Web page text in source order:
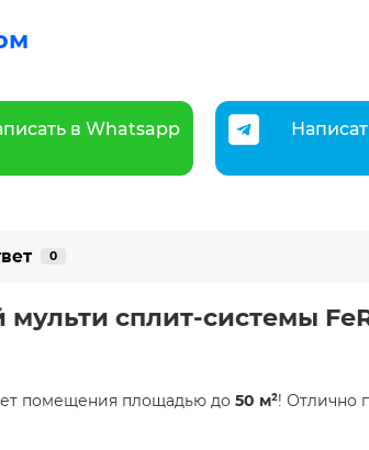
в Whatsapp
0
сплит-системы
помещения площадью до 50 м²! Отлично